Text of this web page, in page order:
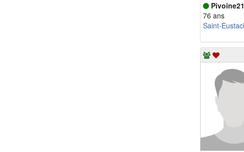
Pivoine21
76 ans
Saint-